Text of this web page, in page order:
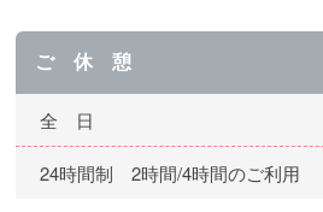
ご 休 憩
全 日
24時間制 2時間/4時間のご利用